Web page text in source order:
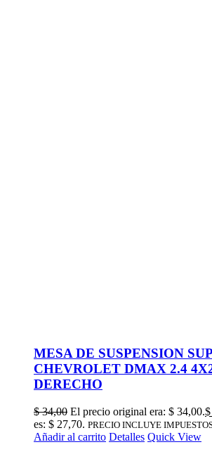
MESA DE SUSPENSION
CHEVROLET DMAX 2.4
DERECHO
$34,00 El precio original era: $ 34,00.$
es: $ 27,70. PRECIO INCLUYE
Añadir al carrito Detalles Quick View